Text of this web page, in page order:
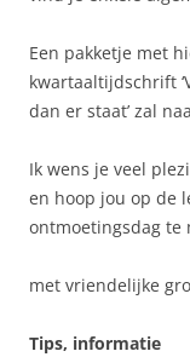
Een pakketje met
kwartaaltijdschrift
dan er staat’ zal
Ik wens je veel
en hoop jou op de
ontmoetingsdag te
met vriendelijke
Tips, informatie